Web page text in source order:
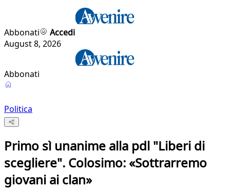
Abbonati
Accedi
August 8, 2026
Abbonati
Politica
Primo sì unanime alla pdl "Liberi di
scegliere". Colosimo: «Sottrarremo
giovani ai clan»